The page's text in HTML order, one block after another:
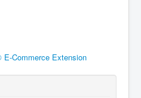
Commerce Extension